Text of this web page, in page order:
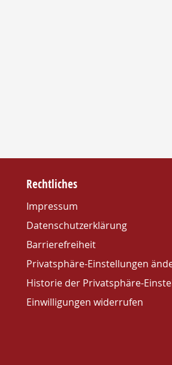
Rechtliches
Impressum
Datenschutzerklärung
Barrierefreiheit
Privatsphäre-Einstellungen
Historie der Privatsphäre-
Einwilligungen widerrufen